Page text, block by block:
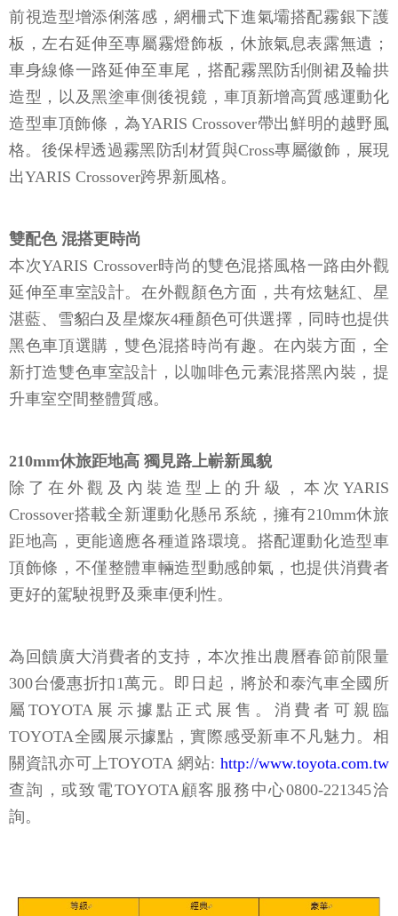
前視造型增添俐落感，網柵式下進氣壩搭配霧銀下護
板，左右延伸至專屬霧燈飾板，休旅氣息表露無遺；
車身線條一路延伸至車尾，搭配霧黑防刮側裙及輪拱
造型，以及黑塗車側後視鏡，車頂新增高質感運動化
造型車頂飾條，為YARIS Crossover帶出鮮明的越野風
格。後保桿透過霧黑防刮材質與Cross專屬徽飾，展現
出YARIS Crossover跨界新風格。
雙配色 混搭更時尚
本次YARIS Crossover時尚的雙色混搭風格一路由外觀
延伸至車室設計。在外觀顏色方面，共有炫魅紅、星
湛藍、雪貂白及星燦灰4種顏色可供選擇，同時也提供
黑色車頂選購，雙色混搭時尚有趣。在內裝方面，全
新打造雙色車室設計，以咖啡色元素混搭黑內裝，提
升車室空間整體質感。
210mm休旅距地高 獨見路上嶄新風貌
除了在外觀及內裝造型上的升級，本次YARIS
Crossover搭載全新運動化懸吊系統，擁有210mm休旅
距地高，更能適應各種道路環境。搭配運動化造型車
頂飾條，不僅整體車輛造型動感帥氣，也提供消費者
更好的駕駛視野及乘車便利性。
為回饋廣大消費者的支持，本次推出農曆春節前限量
300台優惠折扣1萬元。即日起，將於和泰汽車全國所
屬TOYOTA展示據點正式展售。消費者可親臨
TOYOTA全國展示據點，實際感受新車不凡魅力。相
關資訊亦可上TOYOTA 網站: http://www.toyota.com.tw
查詢，或致電TOYOTA顧客服務中心0800-221345洽
詢。